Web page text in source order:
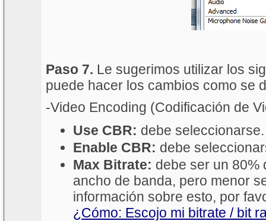
Paso 7. Le sugerimos utilizar los
puede hacer los cambios como se
-Video Encoding (Codificación de
Use CBR: debe seleccionarse.
Enable CBR: debe
Max Bitrate: debe ser un 80%
ancho de banda, pero menor
información sobre esto, por
¿Cómo: Escojo mi bitrate / bit